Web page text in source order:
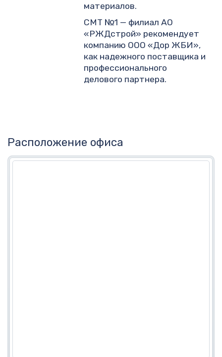
материалов.
СМТ №1 — филиал АО
«РЖДстрой» рекомендует
компанию ООО «Дор ЖБИ»,
как надежного поставщика и
профессионального
делового партнера.
Расположение офиса